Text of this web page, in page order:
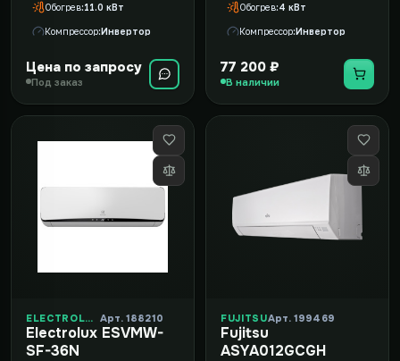
Обогрев 11.0 кВт
Компрессор Инвертор
Цена по запросу
Под заказ
Обогрев 4 кВт
Компрессор Инвертор
77 200 ₽
В наличии
ELECTROLUX Арт. 188210
Electrolux ESVMW-
SF-36N
FUJITSUАрт. 199469
Fujitsu
ASYA012GCGH